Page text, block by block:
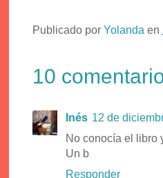
Publicado por Yolanda en
10
Inés 12 de
No conocía el libro
Un b
Responder